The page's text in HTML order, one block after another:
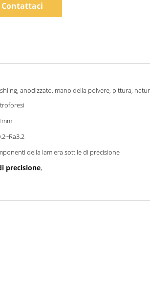
Contattaci
anodizzato, mano della polvere, pittura,
della lamiera sottile di precisione
precisione,